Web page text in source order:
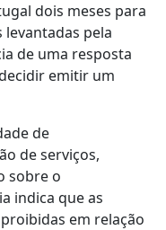
dois meses para
levantadas pela
de uma resposta
emitir um
de
de serviços,
sobre o
indica que as
em relação